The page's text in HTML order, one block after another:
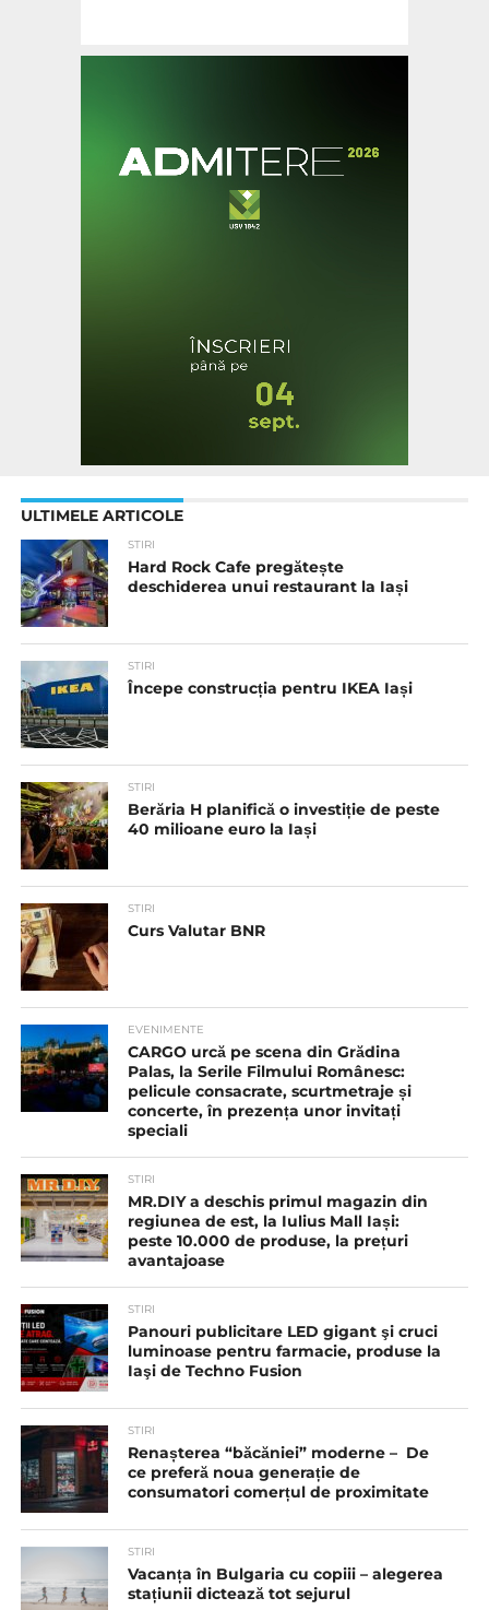
ULTIMELE ARTICOLE
STIRI
Hard Rock Cafe pregătește
deschiderea unui restaurant la Iași
STIRI
Începe construcția pentru IKEA Iași
STIRI
Berăria H planifică o investiție de peste
40 milioane euro la Iași
STIRI
Curs Valutar BNR
EVENIMENTE
CARGO urcă pe scena din Grădina
Palas, la Serile Filmului Românesc:
pelicule consacrate, scurtmetraje și
concerte, în prezența unor invitați
speciali
STIRI
MR.DIY a deschis primul magazin din
regiunea de est, la Iulius Mall Iași:
peste 10.000 de produse, la prețuri
avantajoase
STIRI
Panouri publicitare LED gigant şi cruci
luminoase pentru farmacie, produse la
Iaşi de Techno Fusion
STIRI
Renașterea “băcăniei” moderne – De
ce preferă noua generație de
consumatori comerțul de proximitate
STIRI
Vacanța în Bulgaria cu copiii – alegerea
stațiunii dictează tot sejurul